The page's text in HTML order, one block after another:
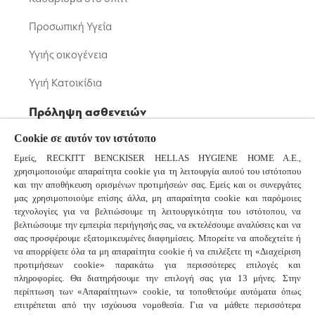
Προσωπική Υγεία
Υγιής οικογένεια
Υγιή Κατοικίδια
Πρόληψη ασθενειών
Μικρόβια: Βακτήρια και Ιοί
Κορονοϊός
Κοινό Κρυολόγημα και Γρίπη
Συχνές ερωτήσεις
Συνδεθείτε μαζί μας
Cookie σε αυτόν τον ιστότοπο
Εμείς, RECKITT BENCKISER HELLAS HYGIENE HOME A.E.,
χρησιμοποιούμε απαραίτητα cookie για τη λειτουργία αυτού του ιστότοπου
και την αποθήκευση ορισμένων προτιμήσεών σας. Εμείς και οι συνεργάτες
μας χρησιμοποιούμε επίσης άλλα, μη απαραίτητα cookie και παρόμοιες
τεχνολογίες για να βελτιώσουμε τη λειτουργικότητα του ιστότοπου, να
βελτιώσουμε την εμπειρία περιήγησής σας, να εκτελέσουμε αναλύσεις και να
σας προσφέρουμε εξατομικευμένες διαφημίσεις. Μπορείτε να αποδεχτείτε ή
να απορρίψετε όλα τα μη απαραίτητα cookie ή να επιλέξετε τη «Διαχείριση
προτιμήσεων cookie» παρακάτω για περισσότερες επιλογές και
πληροφορίες. Θα διατηρήσουμε την επιλογή σας για 13 μήνες. Στην
περίπτωση των «Απαραίτητων» cookie, τα τοποθετούμε αυτόματα όπως
επιτρέπεται από την ισχύουσα νομοθεσία. Για να μάθετε περισσότερα